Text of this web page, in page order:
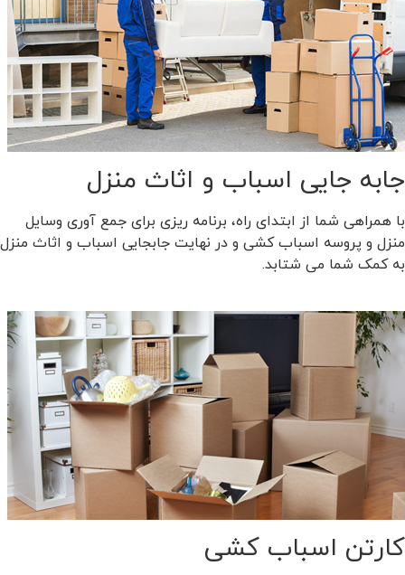
جابه جایی اسباب و اثاث منزل
با همراهی شما از ابتدای راه، برنامه ریزی برای جمع آوری وسایل
منزل و پروسه اسباب کشی و در نهایت جابجایی اسباب و اثاث منزل
به کمک شما می شتابد.
کارتن اسباب کشی